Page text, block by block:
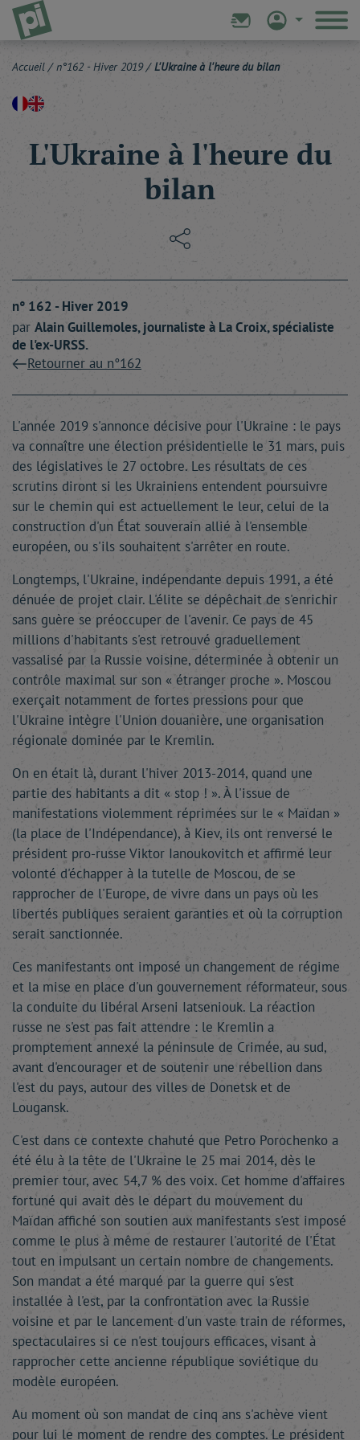
Accueil / n°162 - Hiver 2019/ L'Ukraine à l'heure du bilan
L'Ukraine à l'heure du
bilan
n° 162 - Hiver 2019
par AlainGuillemoles, journaliste à La Croix, spécialiste
de l'ex-URSS.
Retourner au n°162
L'année 2019 s'annonce décisive pour l'Ukraine : le pays
va connaître une élection présidentielle le 31 mars, puis
des législatives le 27 octobre. Les résultats de ces
scrutins diront si les Ukrainiens entendent poursuivre
sur le chemin qui est actuellement le leur, celui de la
construction d'un État souverain allié à l'ensemble
européen, ou s'ils souhaitent s'arrêter en route.
Longtemps, l'Ukraine, indépendante depuis 1991, a été
dénuée de projet clair. L'élite se dépêchait de s'enrichir
sans guère se préoccuper de l'avenir. Ce pays de 45
millions d'habitants s'est retrouvé graduellement
vassalisé par la Russie voisine, déterminée à obtenir un
contrôle maximal sur son « étranger proche ». Moscou
exerçait notamment de fortes pressions pour que
l'Ukraine intègre l'Union douanière, une organisation
régionale dominée par le Kremlin.
On en était là, durant l'hiver 2013-2014, quand une
partie des habitants a dit « stop ! ». À l'issue de
manifestations violemment réprimées sur le « Maïdan »
(la place de l'Indépendance), à Kiev, ils ont renversé le
président pro-russe Viktor Ianoukovitch et affirmé leur
volonté d'échapper à la tutelle de Moscou, de se
rapprocher de l'Europe, de vivre dans un pays où les
libertés publiques seraient garanties et où la corruption
serait sanctionnée.
Ces manifestants ont imposé un changement de régime
et la mise en place d'un gouvernement réformateur, sous
la conduite du libéral Arseni Iatseniouk. La réaction
russe ne s'est pas fait attendre : le Kremlin a
promptement annexé la péninsule de Crimée, au sud,
avant d'encourager et de soutenir une rébellion dans
l'est du pays, autour des villes de Donetsk et de
Lougansk.
C'est dans ce contexte chahuté que Petro Porochenko a
été élu à la tête de l'Ukraine le 25 mai 2014, dès le
premier tour, avec 54,7 % des voix. Cet homme d'affaires
fortuné qui avait dès le départ du mouvement du
Maïdan affiché son soutien aux manifestants s'est imposé
comme le plus à même de restaurer l'autorité de l'État
tout en impulsant un certain nombre de changements.
Son mandat a été marqué par la guerre qui s'est
installée à l'est, par la confrontation avec la Russie
voisine et par le lancement d'un vaste train de réformes,
spectaculaires si ce n'est toujours efficaces, visant à
rapprocher cette ancienne république soviétique du
modèle européen.
Au moment où son mandat de cinq ans s'achève vient
pour lui le moment de rendre des comptes. Le président